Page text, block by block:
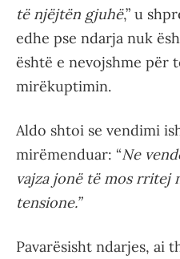
të njëjtën gjuhë,” u
edhe pse ndarja nuk
është e nevojshme për
mirëkuptimin.
Aldo shtoi se vendimi
mirëmenduar: “Ne
vajza jonë të mos rritej
tensione.”
Pavarësisht ndarjes, ai